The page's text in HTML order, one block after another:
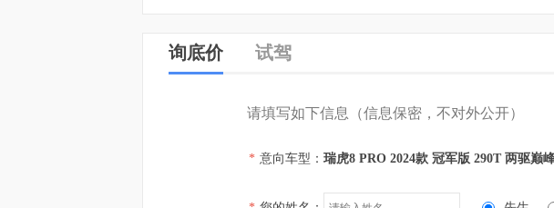
每缸气门数(个) 4
询底价 试驾
请填写如下信息（信息保密，不对外公开）
* 意向车型： 瑞虎8 PRO 2024款 冠军版 290T 两驱巅